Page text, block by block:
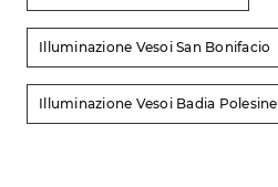
Illuminazione Vesoi San Bonifacio
Illuminazione Vesoi Badia Polesine